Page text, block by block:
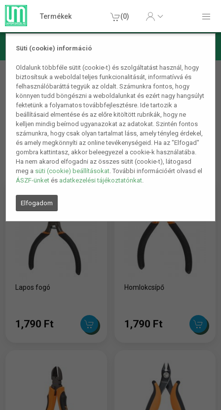
Süti (cookie) információ
Oldalunk többféle sütit (cookie-t) és szolgáltatást használ, hogy
biztosítsuk a weboldal teljes funkcionalitását, informatívvá és
felhasználóbaráttá tegyük az oldalt. Számunkra fontos, hogy
könnyen tudd böngészni a weboldalunkat és ezért nagy hangsúlyt
fektetünk a folyamatos továbbfejlesztésre. Ide tartozik a
beállításaid elmentése és az előre kitöltött rubrikák, hogy ne
kelljen mindig beírnod ugyanazokat az adatokat. Szintén fontos
számunkra, hogy csak olyan tartalmat láss, amely tényleg érdekel,
és amely megkönnyíti az online tevékenységeid. Ha az "Elfogad"
gombra kattintasz, akkor beleegyezel a cookie-k használatába.
Ha nem akarod elfogadni az összes sütit (cookie-t), látogasd
meg a süti (cookie) beállításokat. További információért olvasd el
ÁSZF-ünket és adatkezelési tájékoztatónkat.
Elfogadom
Termékek (0)
Barkács/Szerszám
Fogók, oldalcsípők
1 2
Lapos fogó
1,790 Ft
Homlokcsípő
1,790 Ft